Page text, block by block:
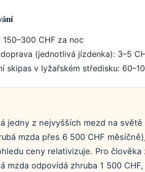
CHF za noc
(jednotlivá jízdenka): 3–5
skipas v lyžařském středisku:
jedny z nejvyšších mezd na světě
mzda přes 6 500 CHF
ceny relativizuje. Pro člověka
mzda odpovídá zhruba 1 500